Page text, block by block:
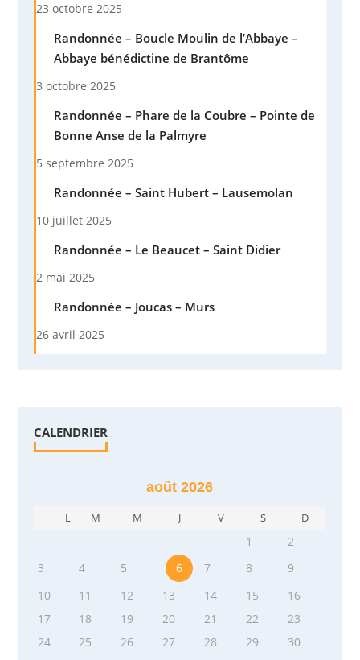
23 octobre 2025
Randonnée – Boucle Moulin de l’Abbaye –
Abbaye bénédictine de Brantôme
3 octobre 2025
Randonnée – Phare de la Coubre – Pointe de
Bonne Anse de la Palmyre
5 septembre 2025
Randonnée – Saint Hubert – Lausemolan
10 juillet 2025
Randonnée – Le Beaucet – Saint Didier
2 mai 2025
Randonnée – Joucas – Murs
26 avril 2025
CALENDRIER
août 2026
L M M J V S D
1
2
3
4 5 6 7 8
9
10
11 12 13 14 15
16
17
18 19 20 21 22
23
24
25 26 27 28 29
30